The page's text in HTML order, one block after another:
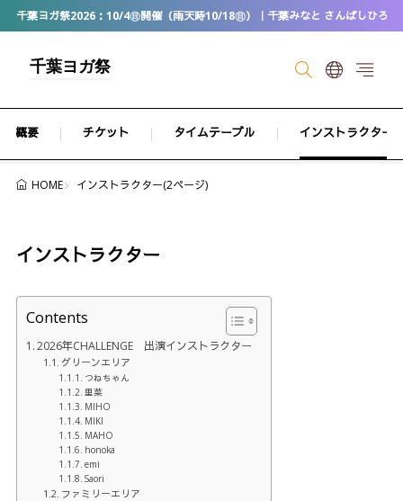
千葉ヨガ祭2026：10/4㊐開催（雨天時10/18㊐）｜千葉みなと さんばしひろば
千葉ヨガ祭
概要 チケット タイムテーブル インストラクター
HOME インストラクター(2ページ)
インストラクター
Contents
2026年CHALLENGE 出演インストラクター
グリーンエリア
つねちゃん
里菜
MIHO
MIKI
MAHO
honoka
emi
Saori
ファミリーエリア